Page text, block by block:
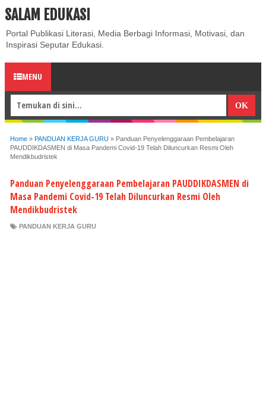
ABOUT CONTACT US
SALAM EDUKASI
Portal Publikasi Literasi, Media Berbagi Informasi, Motivasi, dan
Inspirasi Seputar Edukasi.
MENU
Home » PANDUAN KERJA GURU » Panduan Penyelenggaraan Pembelajaran
PAUDDIKDASMEN di Masa Pandemi Covid-19 Telah Diluncurkan Resmi Oleh
Mendikbudristek
Panduan Penyelenggaraan Pembelajaran PAUDDIKDASMEN di
Masa Pandemi Covid-19 Telah Diluncurkan Resmi Oleh
Mendikbudristek
PANDUAN KERJA GURU